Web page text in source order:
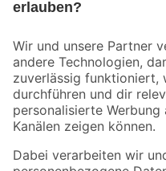
Folge uns
Zahlungsarten